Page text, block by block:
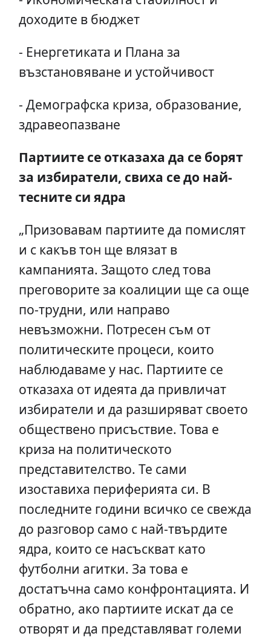
доходите в бюджет
- Енергетиката и Плана за
възстановяване и устойчивост
- Демографска криза, образование,
здравеопазване
Партиите се отказаха да се борят
за избиратели, свиха се до най-
тесните си ядра
„Призовавам партиите да помислят
и с какъв тон ще влязат в
кампанията. Защото след това
преговорите за коалиции ще са още
по-трудни, или направо
невъзможни. Потресен съм от
политическите процеси, които
наблюдаваме у нас. Партиите се
отказаха от идеята да привличат
избиратели и да разширяват своето
обществено присъствие. Това е
криза на политическото
представителство. Те сами
изоставиха периферията си. В
последните години всичко се свежда
до разговор само с най-твърдите
ядра, които се насъскват като
футболни агитки. За това е
достатъчна само конфронтацията. И
обратно, ако партиите искат да се
отворят и да представляват големи